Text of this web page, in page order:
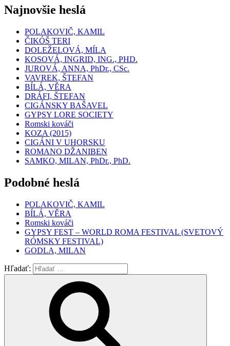
Najnovšie heslá
POLAKOVIČ, KAMIL
ČIKÓŠ TERI
DOLEŽELOVÁ, MÍLA
KOSOVÁ, INGRID, ING., PHD.
JUROVÁ, ANNA, PhDr., CSc.
VAVREK, ŠTEFAN
BÍLÁ, VĚRA
DRÁFI, ŠTEFAN
CIGÁNSKY BAŠAVEL
GYPSY LORE SOCIETY
Romski kováči
KOZA (2015)
CIGÁNI V UHORSKU
ROMANO DŽANIBEN
SAMKO, MILAN, PhDr., PhD.
Podobné heslá
POLAKOVIČ, KAMIL
BÍLÁ, VĚRA
Romski kováči
GYPSY FEST – WORLD ROMA FESTIVAL (SVETOVÝ
RÓMSKY FESTIVAL)
GODLA, MILAN
Hľadať: